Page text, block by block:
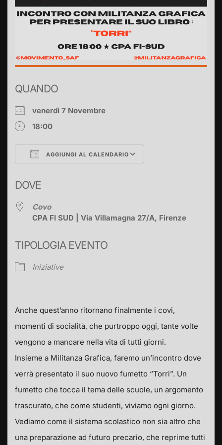
QUANDO
venerdì 7 Novembre
18:00
AGGIUNGI AL CALENDARIO
DOVE
Covo
CPA FI SUD | Via Villamagna 27/A, Firenze
TIPOLOGIA EVENTO
Iniziative
Anche quest’anno ritornano finalmente i covi,
momenti di socialità, che purtroppo oggi, tante volte
vengono a mancare nella vita di tutti giorni.
Insieme a Militanza Grafica, faremo un’incontro dove
verrà presentato il suo nuovo fumetto “Torri”. Un
fumetto che tocca il tema delle scuole, un argomento
trascurato, che come studenti, viviamo ogni giorno.
Vediamo come il sistema scolastico non sia altro che
una preparazione ad futuro precario, che reprime tutti